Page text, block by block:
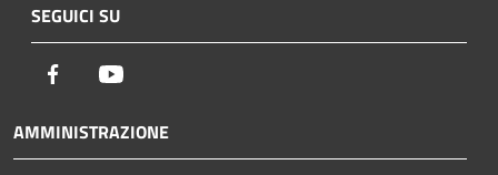
SEGUICI SU
Facebook
AMMINISTRAZIONE